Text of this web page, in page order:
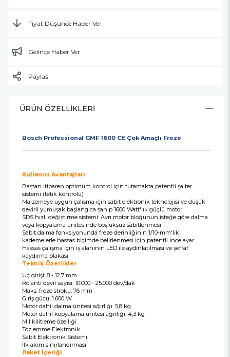
Fiyat Düşünce Haber Ver
Gelince Haber Ver
Paylaş
ÜRÜN ÖZELLIKLERI
Bosch Professional GMF 1600 CE Çok Amaçlı Freze
Kullanıcı Avantajları
Baştan itibaren optimum kontrol için tutamakta patentli şalter
sistemi (tetik kontrolü)
Malzemeye uygun çalışma için sabit elektronik teknolojisi ve düşük
devirli yumuşak başlangıca sahip 1600 Watt'lık güçlü motor
SDS hızlı değiştirme sistemi: Ayrı motor bloğunun isteğe göre dalma
veya kopyalama ünitesinde boşluksuz sabitlenmesi
Sabit dalma fonksiyonunda freze derinliğinin 1/10-mm'lik
kademelerle hassas biçimde belirlenmesi için patentli ince ayar
Hassas çalışma için iş alanının LED ile aydınlatılması ve şeffaf
kaydırma plakası
Teknik Özellikler
Uç girişi: 8 - 12,7 mm
Rölanti devir sayısı: 10.000 - 25.000 dev/dak
Maks. freze stroku: 76 mm
Giriş gücü: 1.600 W
Motor dahil dalma ünitesi ağırlığı: 5,8 kg
Motor dahil kopyalama ünitesi ağırlığı: 4,3 kg
Mil kilitleme özelliği
Toz emme Elektronik
Sabit Elektronik Sistemi
İlk akım sınırlandırması
Paket İçeriği